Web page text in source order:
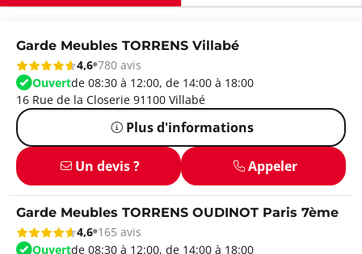
Garde Meubles TORRENS Villabé
4,6 780 avis
Ouvertde 08:30 à 12:00, de 14:00 à 18:00
16 Rue de la Closerie 91100 Villabé
Plus d'informations
Un devis ? Appeler
Garde Meubles TORRENS OUDINOT Paris 7ème
4,6 165 avis
Ouvertde 08:30 à 12:00, de 14:00 à 18:00